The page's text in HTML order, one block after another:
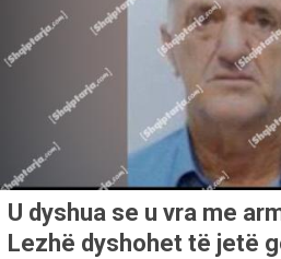
U dyshua se u vra me
Lezhë dyshohet të jetë